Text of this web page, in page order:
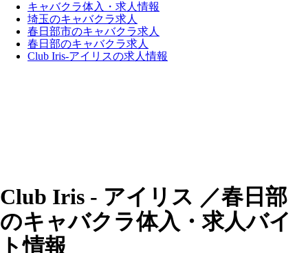
キャバクラ体入・求人情報
埼玉のキャバクラ求人
春日部市のキャバクラ求人
春日部のキャバクラ求人
Club Iris-アイリスの求人情報
Club Iris - アイリス ／春日部
のキャバクラ体入・求人バイ
ト情報